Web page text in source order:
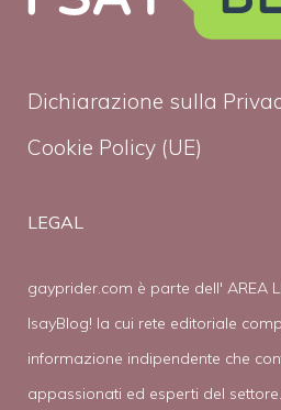
Dichiarazione sulla
Cookie Policy (UE)
LEGAL
gayprider.com è parte dell' AREA
IsayBlog! la cui rete editoriale
informazione indipendente che
appassionati ed esperti del